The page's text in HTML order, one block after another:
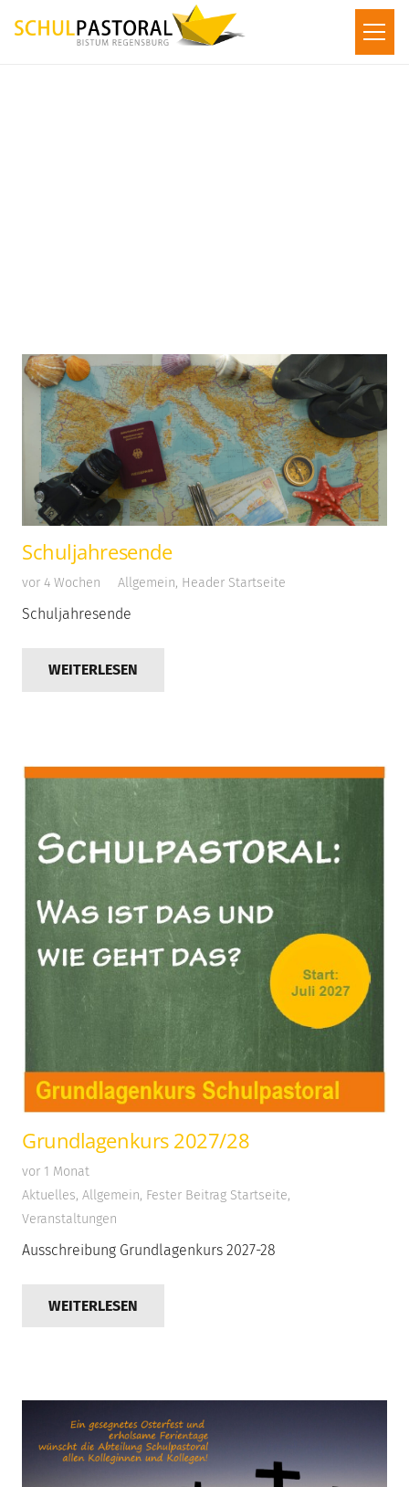
Schuljahresende
vor 4 Wochen Allgemein, Header Startseite
Schuljahresende
WEITERLESEN
Grundlagenkurs 2027/28
vor 1 Monat
Aktuelles, Allgemein, Fester Beitrag Startseite,
Veranstaltungen
Ausschreibung Grundlagenkurs 2027-28
WEITERLESEN